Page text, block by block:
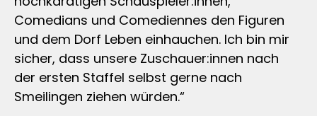
Comedians und Comediennes den Figuren
und dem Dorf Leben einhauchen. Ich bin mir
sicher, dass unsere Zuschauer:innen nach
der ersten Staffel selbst gerne nach
Smeilingen ziehen würden.“